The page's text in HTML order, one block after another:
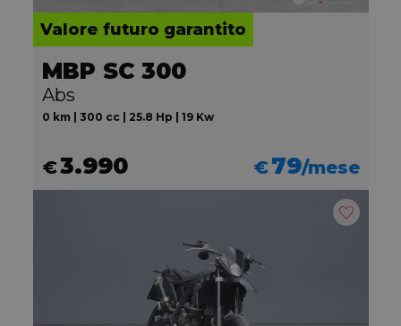
Valore futuro garantito
MBP SC 300
Abs
0 km | 300 cc | 25.8 Hp | 19 Kw
€3.990 €79/mese